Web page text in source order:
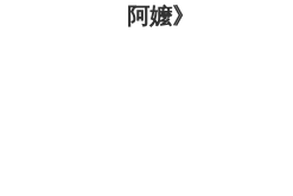
阿嬤》